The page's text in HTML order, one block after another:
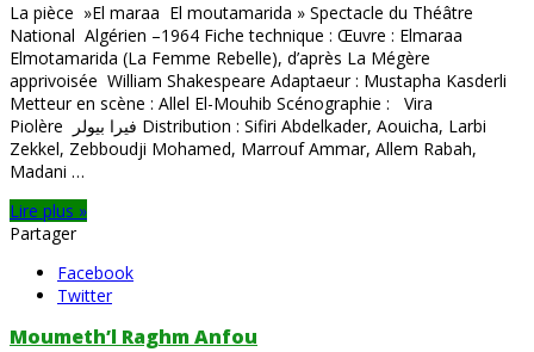
La pièce »El maraa El moutamarida » Spectacle du Théâtre
National Algérien –1964 Fiche technique : Œuvre : Elmaraa
Elmotamarida (La Femme Rebelle), d’après La Mégère
apprivoisée William Shakespeare Adaptaeur : Mustapha Kasderli
Metteur en scène : Allel El-Mouhib Scénographie : Vira
Piolère فيرا بيولر Distribution : Sifiri Abdelkader, Aouicha, Larbi
Zekkel, Zebboudji Mohamed, Marrouf Ammar, Allem Rabah,
Madani …
Lire plus »
Partager
Facebook
Twitter
Moumeth’l Raghm Anfou